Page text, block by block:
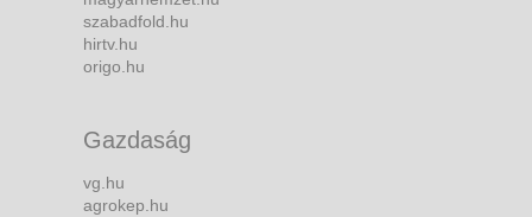
szabadfold.hu
hirtv.hu
origo.hu
Gazdaság
vg.hu
agrokep.hu